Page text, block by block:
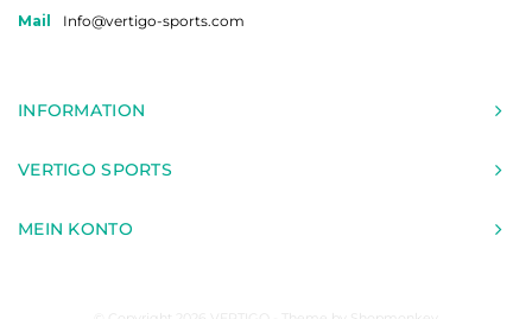
Mail
Info@vertigo-sports.com
INFORMATION
VERTIGO SPORTS
MEIN KONTO